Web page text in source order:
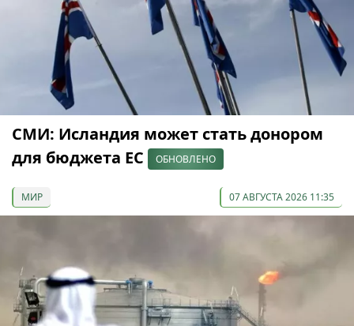
СМИ: Исландия может стать донором
для бюджета ЕС
ОБНОВЛЕНО
МИР 07 АВГУСТА 2026 11:35